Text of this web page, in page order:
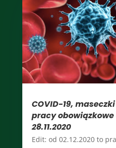
COVID-19,
pracy
28.11.2020
Edit: od 02.12.2020 to